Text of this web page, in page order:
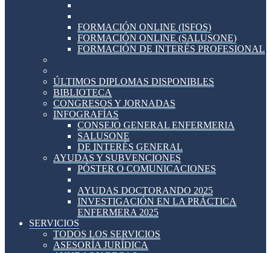
FORMACIÓN ONLINE (ISFOS)
FORMACIÓN ONLINE (SALUSONE)
FORMACIÓN DE INTERÉS PROFESIONAL
ÚLTIMOS DIPLOMAS DISPONIBLES
BIBLIOTECA
CONGRESOS Y JORNADAS
INFOGRAFÍAS
CONSEJO GENERAL ENFERMERIA
SALUSONE
DE INTERÉS GENERAL
AYUDAS Y SUBVENCIONES
PÓSTER O COMUNICACIONES
AYUDAS DOCTORANDO 2025
INVESTIGACIÓN EN LA PRÁCTICA
ENFERMERA 2025
SERVICIOS
TODOS LOS SERVICIOS
ASESORÍA JURÍDICA